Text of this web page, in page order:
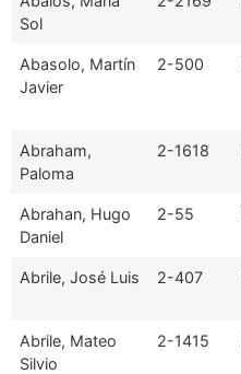
Sol
Abasolo, Martín
Javier
2-500
Abraham,
Paloma
2-1618
Abrahan, Hugo
Daniel
2-55
Abrile, José Luis 2-407
Abrile, Mateo
Silvio
2-1415